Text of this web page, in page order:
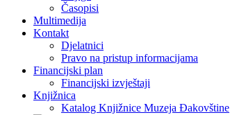
Časopisi
Multimedija
Kontakt
Djelatnici
Pravo na pristup informacijama
Financijski plan
Financijski izvještaji
Knjižnica
Katalog Knjižnice Muzeja Đakovštine